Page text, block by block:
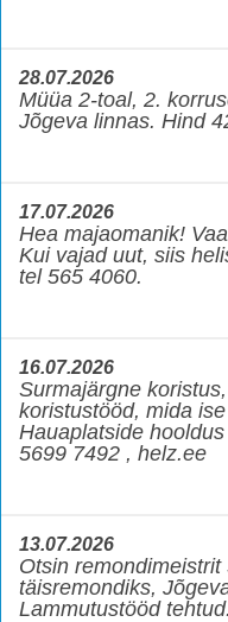
28.07.2026
Müüa 2-toal, 2.
Jõgeva linnas. Hind
17.07.2026
Hea majaomanik!
Kui vajad uut, siis
tel 565 4060.
16.07.2026
Surmajärgne
koristustööd, mida
Hauaplatside
5699 7492 , helz.ee
13.07.2026
Otsin
täisremondiks,
Lammutustööd